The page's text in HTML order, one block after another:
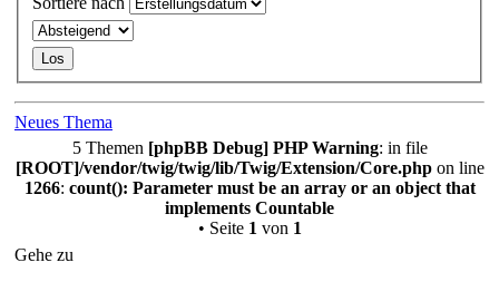
Neues Thema
5 Themen [phpBB Debug] PHP Warning: in file
[ROOT]/vendor/twig/twig/lib/Twig/Extension/Core.phpon line
1266: count(): Parameter must be an array or an object that
implements Countable
• Seite 1 von 1
Gehe zu